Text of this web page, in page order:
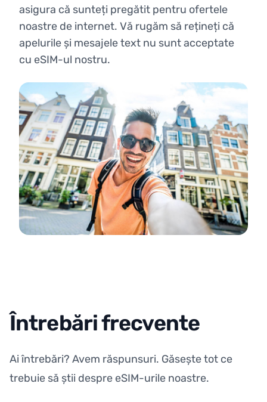
asigura că sunteți pregătit pentru ofertele
noastre de internet. Vă rugăm să rețineți că
apelurile și mesajele text nu sunt acceptate
cu eSIM-ul nostru.
Întrebări frecvente
Ai întrebări? Avem răspunsuri. Găsește tot ce
trebuie să știi despre eSIM-urile noastre.